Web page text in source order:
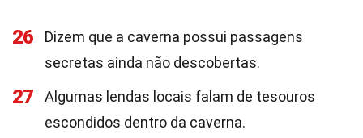
26
Dizem que a caverna possui passagens
secretas ainda não descobertas.
27
Algumas lendas locais falam de tesouros
escondidos dentro da caverna.